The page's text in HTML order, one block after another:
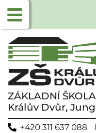
ZÁKLADNÍ
Králův Dvůr,
+420 311 637 088